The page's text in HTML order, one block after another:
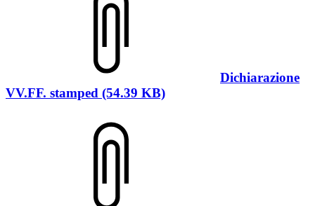
Dichiarazione
VV.FF. stamped (54.39 KB)